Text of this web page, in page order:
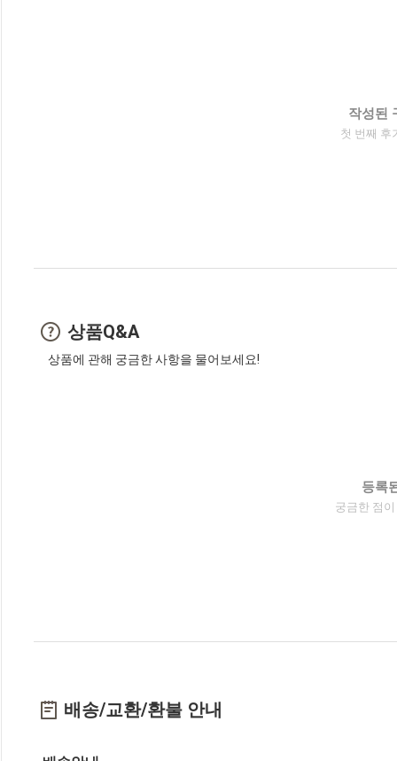
작성된
첫 번째 후
상품Q&A
상품에 관해 궁금한 사항을 물어보세요!
등록
궁금한 점
배송/교환/환불 안내